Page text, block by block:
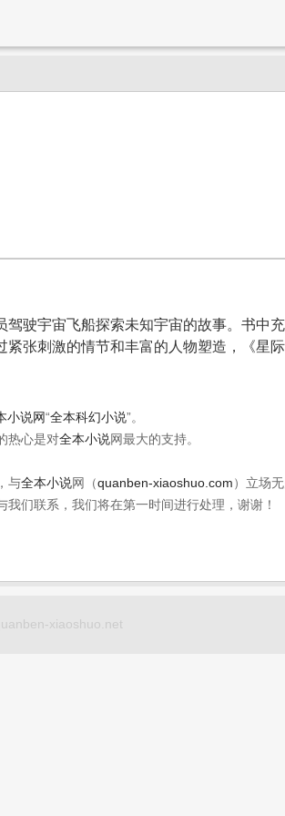
驶宇宙飞船探索未知宇宙的故事。书中
张刺激的情节和丰富的人物塑造，《星
小说网“全本科幻小说”。
热心是对全本小说网最大的支持。
与全本小说网（quanben-xiaoshuo.com ）立场无
们联系，我们将在第一时间进行处理，谢谢！
xiaoshuo.net